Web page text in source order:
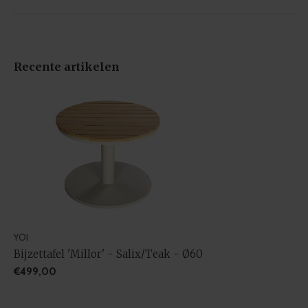
Recente artikelen
YOI
Bijzettafel 'Millor' - Salix/Teak - Ø60
€499,00